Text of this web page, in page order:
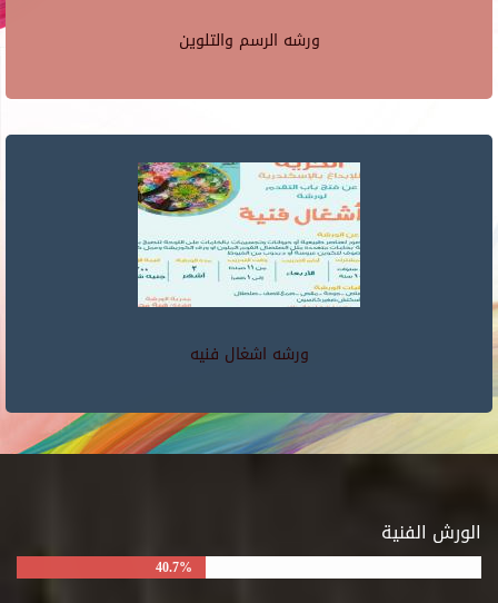
ورشه الرسم والتلوين
ورشه اشغال فنيه
الورش الفنية
40.7%